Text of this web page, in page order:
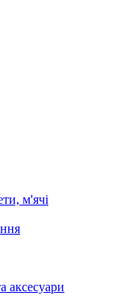
м'ячі
аксесуари